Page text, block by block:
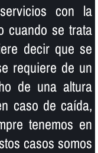
con la
cuando se trata
decir que se
requiere de un
de una altura
caso de caí­da,
tenemos en
casos somos